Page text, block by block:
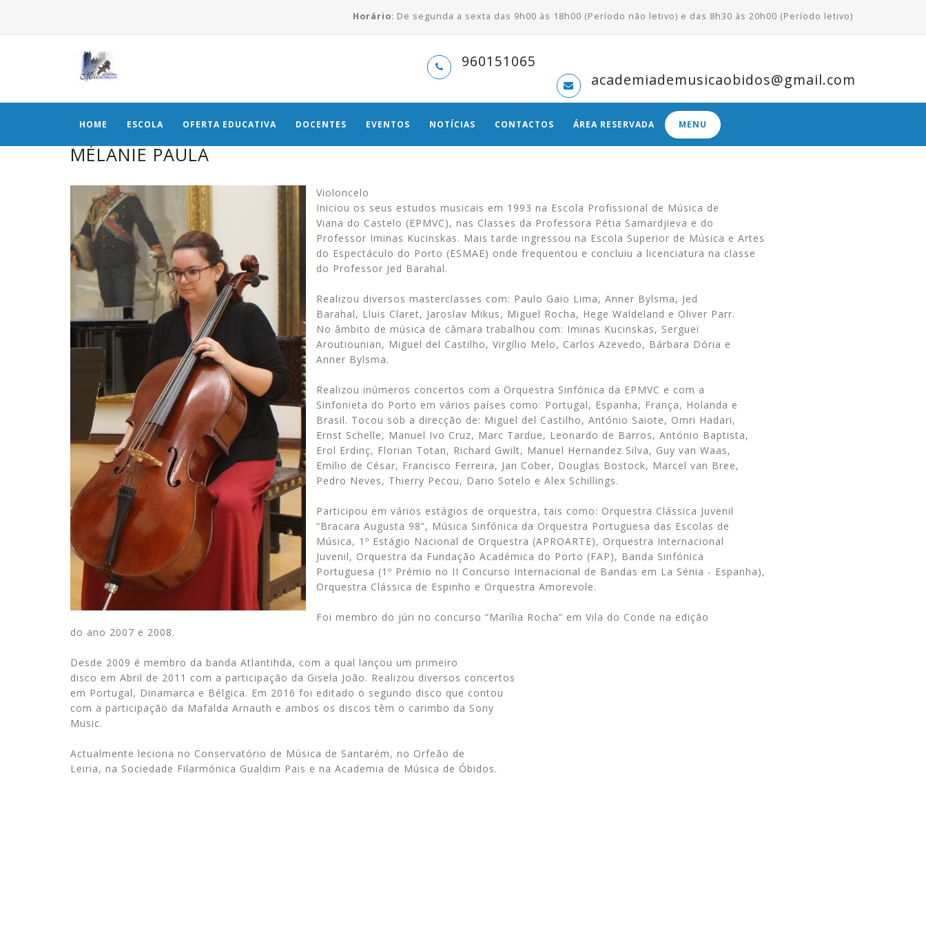
Horário: De segunda a sexta das 9h00 às 18h00 (Período não letivo) e das 8h30 às 20h00 (Período letivo)
960151065
academiademusicaobidos@gmail.com
HOME ESCOLA OFERTA EDUCATIVA DOCENTES EVENTOS NOTÍCIAS CONTACTOS ÁREA RESERVADA MENU
MÉLANIE PAULA
Violoncelo
Iniciou os seus estudos musicais em 1993 na Escola Profissional de Música de
Viana do Castelo (EPMVC), nas Classes da Professora Pétia Samardjieva e do
Professor Iminas Kucinskas. Mais tarde ingressou na Escola Superior de Música e Artes
do Espectáculo do Porto (ESMAE) onde frequentou e concluiu a licenciatura na classe
do Professor Jed Barahal.
Realizou diversos masterclasses com: Paulo Gaio Lima, Anner Bylsma, Jed
Barahal, Lluis Claret, Jaroslav Mikus, Miguel Rocha, Hege Waldeland e Oliver Parr.
No âmbito de música de câmara trabalhou com: Iminas Kucinskas, Sergueï
Aroutiounian, Miguel del Castilho, Virgílio Melo, Carlos Azevedo, Bárbara Dória e
Anner Bylsma.
Realizou inúmeros concertos com a Orquestra Sinfónica da EPMVC e com a
Sinfonieta do Porto em vários países como: Portugal, Espanha, França, Holanda e
Brasil. Tocou sob a direcção de: Miguel del Castilho, António Saiote, Omri Hadari,
Ernst Schelle, Manuel Ivo Cruz, Marc Tardue, Leonardo de Barros, António Baptista,
Erol Erdinç, Florian Totan, Richard Gwilt, Manuel Hernandez Silva, Guy van Waas,
Emílio de César, Francisco Ferreira, Jan Cober, Douglas Bostock, Marcel van Bree,
Pedro Neves, Thierry Pecou, Dario Sotelo e Alex Schillings.
Participou em vários estágios de orquestra, tais como: Orquestra Clássica Juvenil
“Bracara Augusta 98”, Música Sinfónica da Orquestra Portuguesa das Escolas de
Música, 1º Estágio Nacional de Orquestra (APROARTE), Orquestra Internacional
Juvenil, Orquestra da Fundação Académica do Porto (FAP), Banda Sinfónica
Portuguesa (1º Prémio no II Concurso Internacional de Bandas em La Sénia - Espanha),
Orquestra Clássica de Espinho e Orquestra Amorevole.
Foi membro do júri no concurso “Marília Rocha” em Vila do Conde na edição
do ano 2007 e 2008.
Desde 2009 é membro da banda Atlantihda, com a qual lançou um primeiro
disco em Abril de 2011 com a participação da Gisela João. Realizou diversos concertos
em Portugal, Dinamarca e Bélgica. Em 2016 foi editado o segundo disco que contou
com a participação da Mafalda Arnauth e ambos os discos têm o carimbo da Sony
Music.
Actualmente leciona no Conservatório de Música de Santarém, no Orfeão de
Leiria, na Sociedade Filarmónica Gualdim Pais e na Academia de Música de Óbidos.